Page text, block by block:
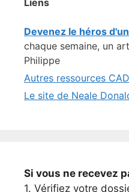
Liens
Devenez le héros
chaque semaine, un
Philippe
Autres ressources CAD
Le site de Neale
Si vous ne recevez
1. Vérifiez votre